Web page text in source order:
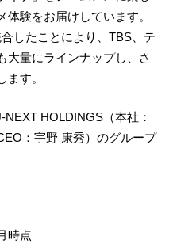
験をお届けしています。
したことにより、TBS、テ
大量にラインナップし、さ
す。
HOLDINGS（本社：
：宇野 康秀）のグループ
時点